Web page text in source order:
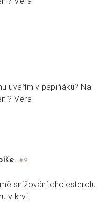
uvařím v papiňáku? Na
Vera
#9
snižování cholesterolu
v krvi.